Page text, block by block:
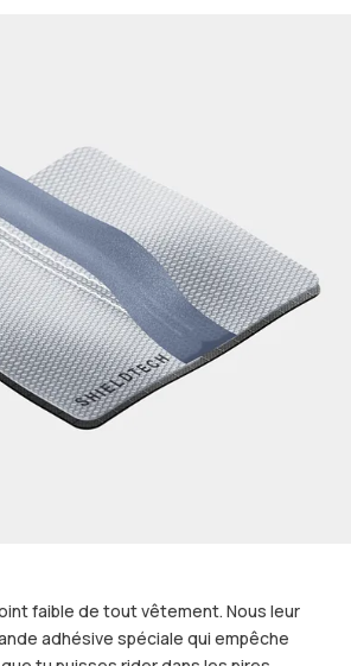
faible de tout vêtement. Nous leur
adhésive spéciale qui empêche